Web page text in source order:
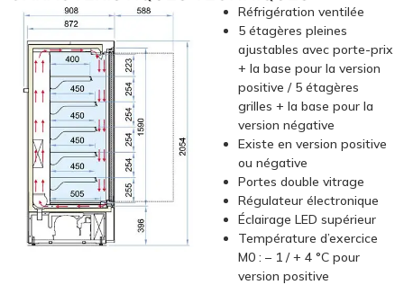
Réfrigération ventilée
5 étagères pleines
ajustables avec porte-prix
+ la base pour la version
positive / 5 étagères
grilles + la base pour la
version négative
Existe en version positive
ou négative
Portes double vitrage
Régulateur électronique
Éclairage LED supérieur
Température d’exercice
M0 : – 1 / + 4 °C pour
version positive